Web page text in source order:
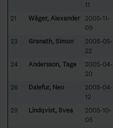
11
21 Wåger, Alexander
2005-11-
09
23 Granath, Simon
2005-05-
22
24 Andersson, Tage
2005-04-
20
26 Dalefur, Neo
2005-04-
12
29 Lindqvist, Svea
2005-10-
05